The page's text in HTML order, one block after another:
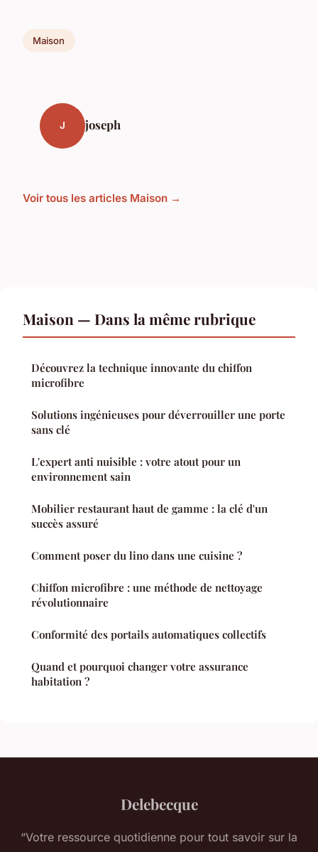
Maison
J joseph
Voir tous les articles Maison →
Maison — Dans la même rubrique
Découvrez la technique innovante du chiffon
microfibre
Solutions ingénieuses pour déverrouiller une porte
sans clé
L'expert anti nuisible : votre atout pour un
environnement sain
Mobilier restaurant haut de gamme : la clé d'un
succès assuré
Comment poser du lino dans une cuisine ?
Chiffon microfibre : une méthode de nettoyage
révolutionnaire
Conformité des portails automatiques collectifs
Quand et pourquoi changer votre assurance
habitation ?
Delebecque
“Votre ressource quotidienne pour tout savoir sur la